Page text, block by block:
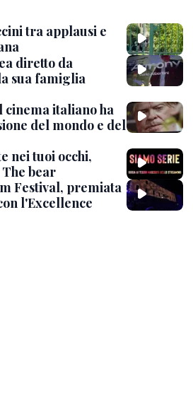
tra applausi e
diretto da
sua famiglia
cinema italiano ha
del mondo e del
nei tuoi occhi,
bear
Festival, premiata
l'Excellence